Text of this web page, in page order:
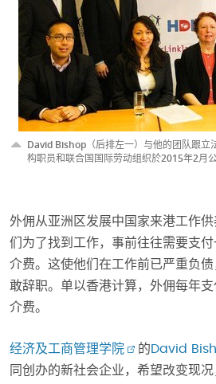
David Bishop（后排左一）与他的团队跟立
构职员和联合国国际劳动组织於2015年2月
外佣从亚洲区发展中国家来港工作
们为了找到工作，事前往往需要支
介费。这使他们在工作前已严重负
敢辞职。单以香港计算，外佣每年
介费。
经济及工商管理学院 的David
同创办的新社会企业，希望改变现况